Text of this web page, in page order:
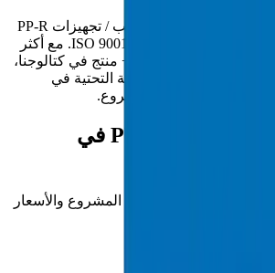
تخدم كراون بلاستيك مقاولي أبوظبي بتوريد أنابيب / تجهيزات PP-R
مباشرة من المصنع من منشأتنا المعتمدة ISO 9001:2015. مع أكثر
من 30 عاماً من خبرة التصنيع في الخليج و5000+ منتج في كتالوجنا،
كاملة لمشاريع البنية التحتية في
الفني لمتطلبات المشروع.
هل تحتاج أنابيب / تجهيزات PP-R في
للحصول على مواصفات المشروع والأسعار